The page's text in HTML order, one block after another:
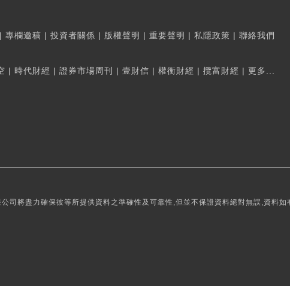
| 專欄邀稿 | 投資者關係 | 版權聲明 | 重要聲明 | 私隱政策 | 聯絡我們
| 時代財經 | 證券市場周刊 | 壹財信 | 權衡財經 | 攬富財經 | 更多...
司將盡力確保彼等所提供資料之準確性及可靠性,但並不保證資料絕對無誤,資料如